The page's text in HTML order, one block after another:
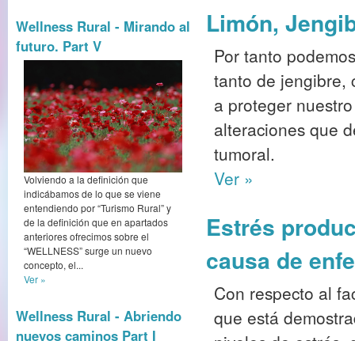
Wellness Rural - Mirando al
futuro. Part V
Volviendo a la definición que
indicábamos de lo que se viene
entendiendo por “Turismo Rural” y
de la definición que en apartados
anteriores ofrecimos sobre el
“WELLNESS” surge un nuevo
concepto, el...
Ver »
Wellness Rural - Abriendo
nuevos caminos Part I
Limón,
Por tanto
tanto de jengibre,
a proteger
alteraciones que
tumoral.
Ver »
Estrés
causa de
Con respecto al
que está